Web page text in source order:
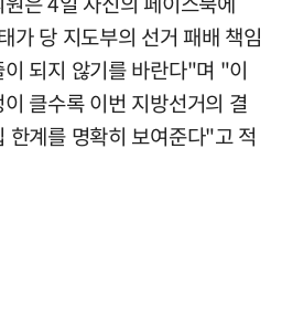
가 당 지도부의 선거 패배 책임
되지 않기를 바란다"며 "이
클수록 이번 지방선거의 결
한계를 명확히 보여준다"고 적